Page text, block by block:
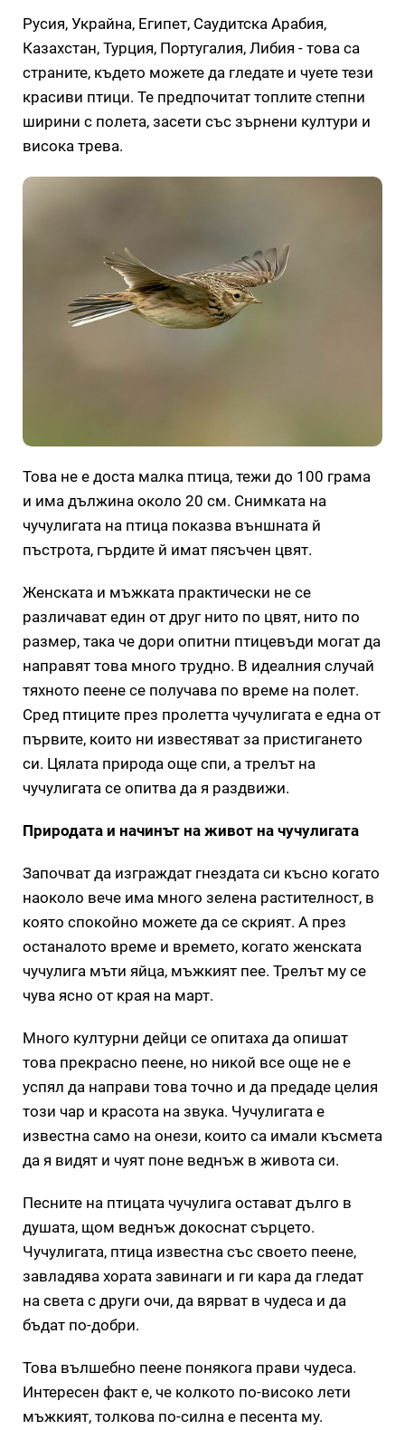
Русия, Украйна, Египет, Саудитска Арабия,
Казахстан, Турция, Португалия, Либия - това са
страните, където можете да гледате и чуете тези
красиви птици. Те предпочитат топлите степни
ширини с полета, засети със зърнени култури и
висока трева.
Това не е доста малка птица, тежи до 100 грама
и има дължина около 20 см. Снимката на
чучулигата на птица показва външната й
пъстрота, гърдите й имат пясъчен цвят.
Женската и мъжката практически не се
различават един от друг нито по цвят, нито по
размер, така че дори опитни птицевъди могат да
направят това много трудно. В идеалния случай
тяхното пеене се получава по време на полет.
Сред птиците през пролетта чучулигата е една от
първите, които ни известяват за пристигането
си. Цялата природа още спи, а трелът на
чучулигата се опитва да я раздвижи.
Природата и начинът на живот на чучулигата
Започват да изграждат гнездата си късно когато
наоколо вече има много зелена растителност, в
която спокойно можете да се скрият. А през
останалото време и времето, когато женската
чучулига мъти яйца, мъжкият пее. Трелът му се
чува ясно от края на март.
Много културни дейци се опитаха да опишат
това прекрасно пеене, но никой все още не е
успял да направи това точно и да предаде целия
този чар и красота на звука. Чучулигата е
известна само на онези, които са имали късмета
да я видят и чуят поне веднъж в живота си.
Песните на птицата чучулига остават дълго в
душата, щом веднъж докоснат сърцето.
Чучулигата, птица известна със своето пеене,
завладява хората завинаги и ги кара да гледат
на света с други очи, да вярват в чудеса и да
бъдат по-добри.
Това вълшебно пеене понякога прави чудеса.
Интересен факт е, че колкото по-високо лети
мъжкият, толкова по-силна е песента му.